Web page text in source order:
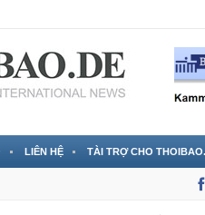
LIÊN HỆ TÀI TRỢ CHO